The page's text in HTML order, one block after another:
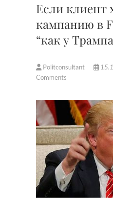
Если клиент
кампанию в
“как у
Politconsultant
Comments